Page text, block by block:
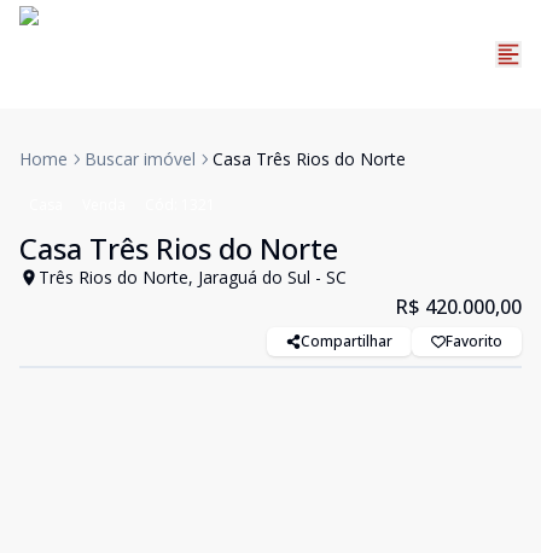
Home Buscar imóvel Casa Três Rios do Norte
Casa Três Rios do Norte
Três Rios do Norte, Jaraguá do Sul - SC
R$ 420.000,00
Compartilhar Favorito